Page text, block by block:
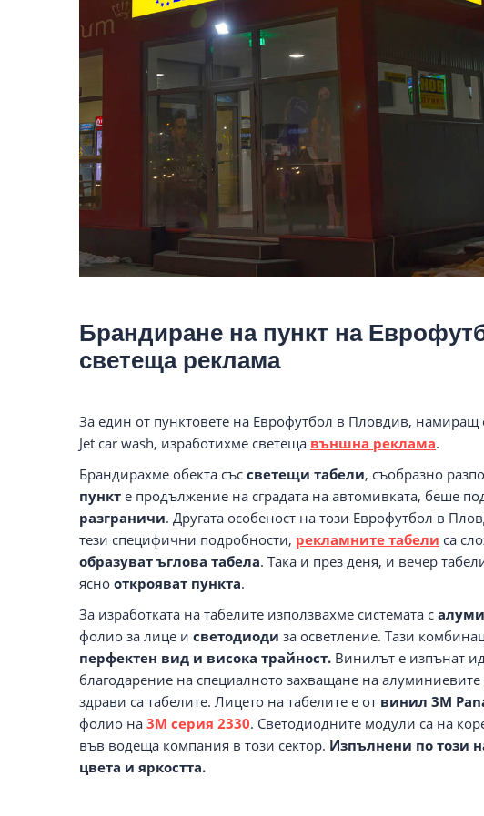
Брандиране на пункт на
светеща реклама
За един от пунктовете на Еврофутбол в Пловдив, намиращ
Jet car wash, изработихме светеща външна реклама.
Брандирахме обекта със светещи табели, съобразно
пункт е продължение на сградата на автомивката, беше
разграничи. Другата особеност на този Еврофутбол в
тези специфични подробности, рекламните табели са
образуват ъглова табела. Така и през деня, и вечер
ясно открояват пункта.
За изработката на табелите използвахме системата с
фолио за лице и светодиоди за осветление. Тази
перфектен вид и висока трайност. Винилът е изпънат
благодарение на специалното захващане на
здрави са табелите. Лицето на табелите е от винил 3M
фолио на 3M серия 2330. Светодиодните модули са на
във водеща компания в този сектор. Изпълнени по този
цвета и яркостта.